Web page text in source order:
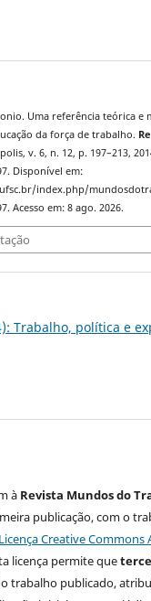
Uma referência teórica e
da força de trabalho.
v. 6, n. 12, p. 197–213,
Disponível em:
index.php/
Acesso em: 8 ago. 2026.
Trabalho, política e
à Revista Mundos do
publicação, com o
Licença Creative
licença permite que
trabalho publicado,